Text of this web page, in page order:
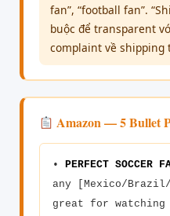
fan”, “football fan”.
buộc để transparent
complaint về shipping
Amazon — 5 Bullet
• PERFECT SOCCER
any [Mexico/
great for watching